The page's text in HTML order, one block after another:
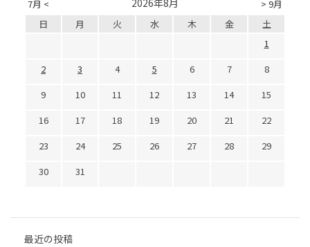
7月 < > 9月
2026年8月
日 月 火 水 木 金
土
1
2
3 4 5 6 7
8
9
10 11 12 13 14
15
16
17 18 19 20 21
22
23
24 25 26 27 28
29
30
31
最近の投稿